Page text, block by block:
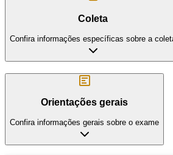
Coleta
Confira informações específicas sobre a
Orientações gerais
Confira informações gerais sobre o exame